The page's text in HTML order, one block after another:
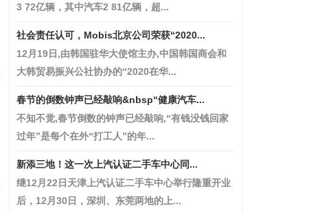
3 72亿辆，其中汽车2 81亿辆，超...
社会责任认可，Mobis北京公司荣获“2020...
12月19日,由韩国驻华大使馆主办,中国韩国商会和
大韩贸易振兴公社协办的“2020在华...
春节的倒数钟声已经敲响&nbsp“健康汽车...
不知不觉,春节倒数的钟声已经敲响,“有钱没钱回家
过年”是每个在外“打工人”的年...
新添三地！这一次上汽认证二手车中心同...
继12月22日天津上汽认证二手车中心举行隆重开业
后，12月30日，深圳、东莞两地的上...